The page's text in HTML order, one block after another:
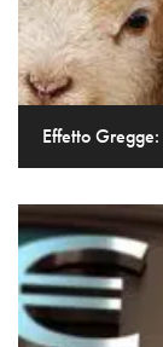
Effetto